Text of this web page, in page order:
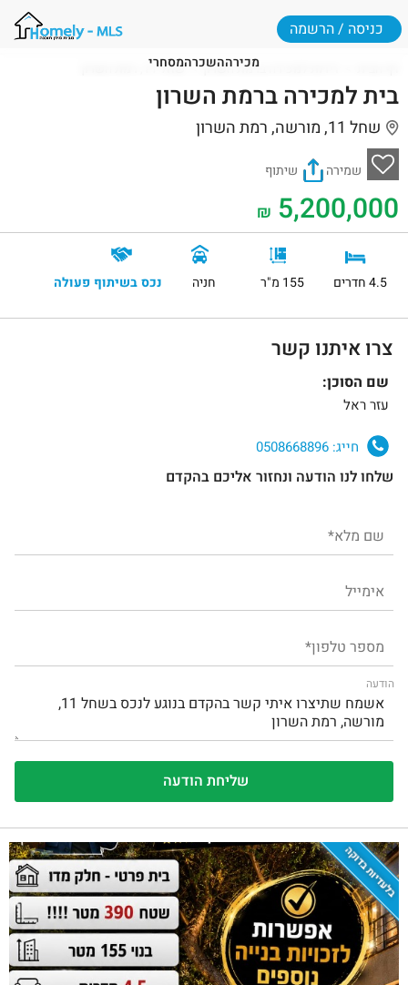
מכירההשכרהמסחרי
כניסה / הרשמה
דירות למכירה ברמת השרון שחל 11, רמת השרון
בית למכירה ברמת השרון
שחל 11, מורשה, רמת השרון
שמירה שיתוף
5,200,000
₪
4.5 חדרים 155 מ"ר חניה נכס בשיתוף פעולה
צרו איתנו קשר
שם הסוכן:
עזר ראל
חייג:
שלחו לנו הודעה ונחזור אליכם בהקדם
הודעה
בלעדיות בדוקה